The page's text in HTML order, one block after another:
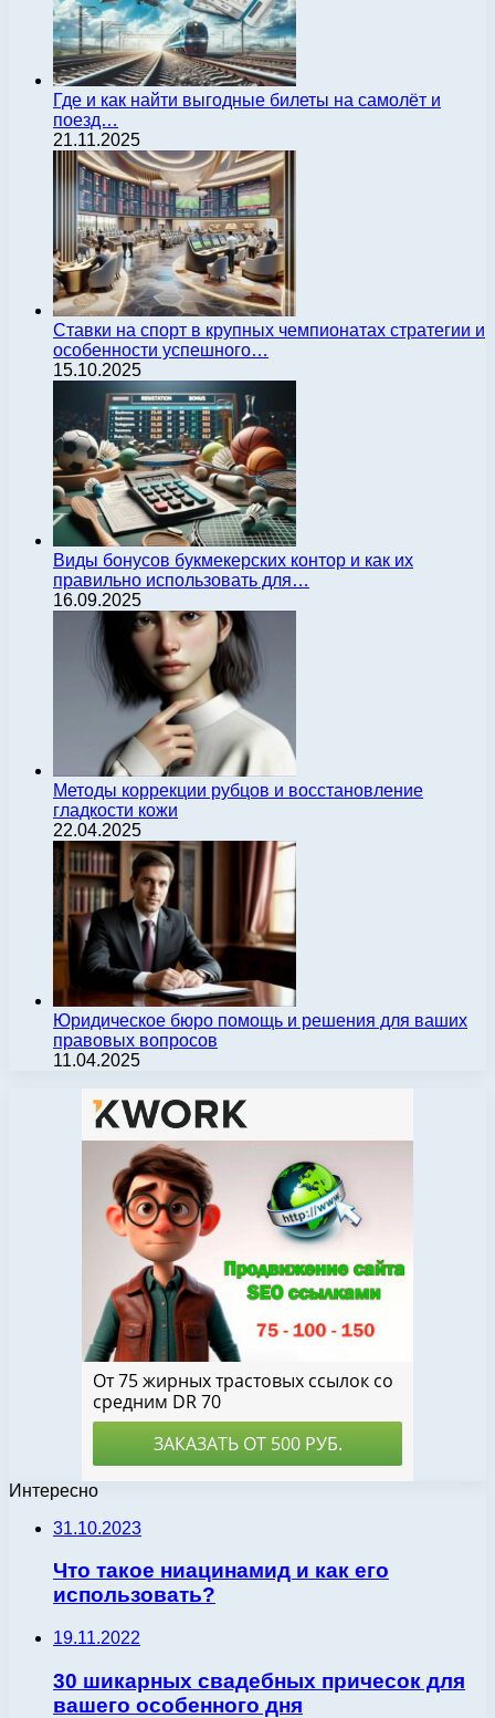
Где и как найти выгодные билеты на самолёт и
поезд…
21.11.2025
Ставки на спорт в крупных чемпионатах стратегии и
особенности успешного…
15.10.2025
Виды бонусов букмекерских контор и как их
правильно использовать для…
16.09.2025
Методы коррекции рубцов и восстановление
гладкости кожи
22.04.2025
Юридическое бюро помощь и решения для ваших
правовых вопросов
11.04.2025
Интересно
31.10.2023
Что такое ниацинамид и как его
использовать?
19.11.2022
30 шикарных свадебных причесок для
вашего особенного дня